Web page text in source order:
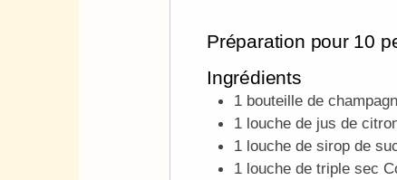
Préparation pour 10
Ingrédients
1 bouteille de
1 louche de jus de
1 louche de sirop de
1 louche de triple sec